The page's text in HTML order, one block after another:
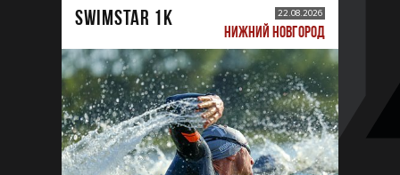
SWIMSTAR 1K 22.08.2026
НИЖНИЙ НОВГОРОД